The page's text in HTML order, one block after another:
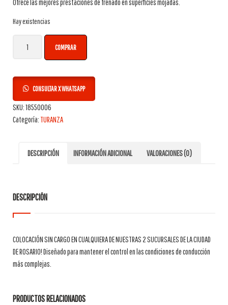
Hay existencias
Neumático Bridgestone 225/45R17 91W TURANZA T005 cantidad
COMPRAR
CONSULTAR X WHATSAPP
SKU:18550006
Categoría: TURANZA
DESCRIPCIÓN INFORMACIÓN ADICIONAL VALORACIONES (0)
DESCRIPCIÓN
COLOCACIÓN SIN CARGO EN CUALQUIERA DE NUESTRAS 2 SUCURSALES DE LA CIUDAD
DE ROSARIO! Diseñado para mantener el control en las condiciones de conducción
más complejas.
PRODUCTOS RELACIONADOS